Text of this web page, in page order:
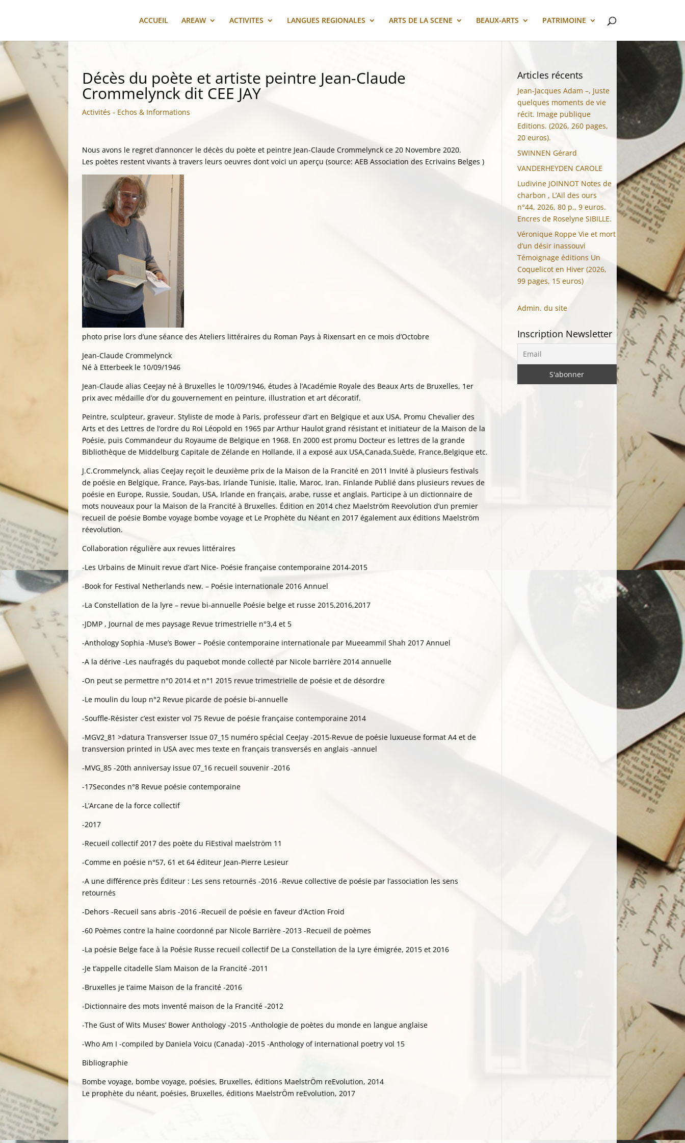
ACCUEIL AREAW ACTIVITES LANGUES REGIONALES ARTS DE LA SCENE BEAUX-ARTS PATRIMOINE
Décès du poète et artiste peintre Jean-Claude
Crommelynck dit CEE JAY
Activités - Echos & Informations
Nous avons le regret d’annoncer le décès du poète et peintre Jean-Claude Crommelynck ce 20 Novembre 2020.
Les poètes restent vivants à travers leurs oeuvres dont voici un aperçu (source: AEB Association des Ecrivains Belges )
photo prise lors d’une séance des Ateliers littéraires du Roman Pays à Rixensart en ce mois d’Octobre
Jean-Claude Crommelynck
Né à Etterbeek le 10/09/1946
Jean-Claude alias CeeJay né à Bruxelles le 10/09/1946, études à l’Académie Royale des Beaux Arts de Bruxelles, 1er
prix avec médaille d’or du gouvernement en peinture, illustration et art décoratif.
Peintre, sculpteur, graveur. Styliste de mode à Paris, professeur d’art en Belgique et aux USA. Promu Chevalier des
Arts et des Lettres de l’ordre du Roi Léopold en 1965 par Arthur Haulot grand résistant et initiateur de la Maison de la
Poésie, puis Commandeur du Royaume de Belgique en 1968. En 2000 est promu Docteur es lettres de la grande
Bibliothèque de Middelburg Capitale de Zélande en Hollande, il a exposé aux USA,Canada,Suède, France,Belgique etc.
J.C.Crommelynck, alias CeeJay reçoit le deuxième prix de la Maison de la Francité en 2011 Invité à plusieurs festivals
de poésie en Belgique, France, Pays-bas, Irlande Tunisie, Italie, Maroc, Iran. Finlande Publié dans plusieurs revues de
poésie en Europe, Russie, Soudan, USA, Irlande en français, arabe, russe et anglais. Participe à un dictionnaire de
mots nouveaux pour la Maison de la Francité à Bruxelles. Édition en 2014 chez Maelström Reevolution d’un premier
recueil de poésie Bombe voyage bombe voyage et Le Prophète du Néant en 2017 également aux éditions Maelström
réevolution.
Collaboration régulière aux revues littéraires
-Les Urbains de Minuit revue d’art Nice- Poésie française contemporaine 2014-2015
-Book for Festival Netherlands new. – Poésie internationale 2016 Annuel
-La Constellation de la lyre – revue bi-annuelle Poésie belge et russe 2015,2016,2017
-JDMP , Journal de mes paysage Revue trimestrielle n°3,4 et 5
-Anthology Sophia -Muse’s Bower – Poésie contemporaine internationale par Mueeammil Shah 2017 Annuel
-A la dérive -Les naufragés du paquebot monde collecté par Nicole barrière 2014 annuelle
-On peut se permettre n°0 2014 et n°1 2015 revue trimestrielle de poésie et de désordre
-Le moulin du loup n°2 Revue picarde de poésie bi-annuelle
-Souffle-Résister c’est exister vol 75 Revue de poésie française contemporaine 2014
-MGV2_81 >datura Transverser Issue 07_15 numéro spécial CeeJay -2015-Revue de poésie luxueuse format A4 et de
transversion printed in USA avec mes texte en français transversés en anglais -annuel
-MVG_85 -20th anniversay issue 07_16 recueil souvenir -2016
-17Secondes n°8 Revue poésie contemporaine
-L’Arcane de la force collectif
-2017
-Recueil collectif 2017 des poète du FiEstival maelström 11
-Comme en poésie n°57, 61 et 64 éditeur Jean-Pierre Lesieur
-A une différence près Éditeur : Les sens retournés -2016 -Revue collective de poésie par l’association les sens
retournés
-Dehors -Recueil sans abris -2016 -Recueil de poésie en faveur d’Action Froid
-60 Poèmes contre la haine coordonné par Nicole Barrière -2013 -Recueil de poèmes
-La poésie Belge face à la Poésie Russe recueil collectif De La Constellation de la Lyre émigrée, 2015 et 2016
-Je t’appelle citadelle Slam Maison de la Francité -2011
-Bruxelles je t’aime Maison de la francité -2016
-Dictionnaire des mots inventé maison de la Francité -2012
-The Gust of Wits Muses’ Bower Anthology -2015 -Anthologie de poètes du monde en langue anglaise
-Who Am I -compiled by Daniela Voicu (Canada) -2015 -Anthology of international poetry vol 15
Bibliographie
Bombe voyage, bombe voyage, poésies, Bruxelles, éditions MaelstrÖm reEvolution, 2014
Le prophète du néant, poésies, Bruxelles, éditions MaelstrÖm reEvolution, 2017
Articles récents
Jean-Jacques Adam –, Juste
quelques moments de vie
récit. Image publique
Editions. (2026, 260 pages,
20 euros).
SWINNEN Gérard
VANDERHEYDEN CAROLE
Ludivine JOINNOT Notes de
charbon , L’Ail des ours
n°44, 2026, 80 p., 9 euros.
Encres de Roselyne SIBILLE.
Véronique Roppe Vie et mort
d’un désir inassouvi
Témoignage éditions Un
Coquelicot en Hiver (2026,
99 pages, 15 euros)
Admin. du site
Inscription Newsletter